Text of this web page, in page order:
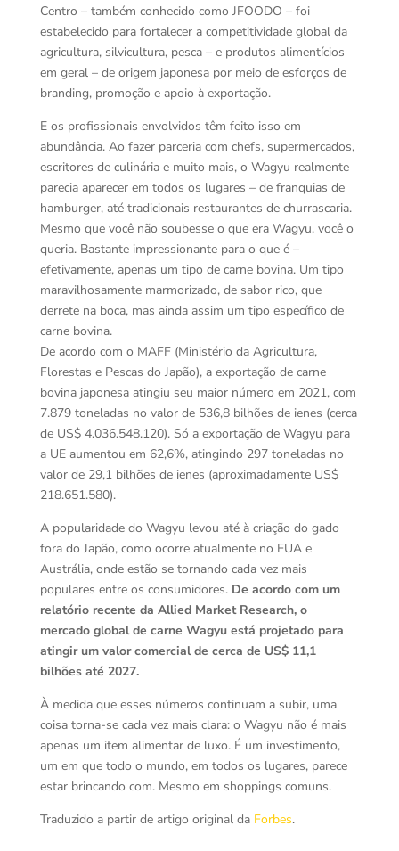
Centro – também conhecido como JFOODO – foi
estabelecido para fortalecer a competitividade global da
agricultura, silvicultura, pesca – e produtos alimentícios
em geral – de origem japonesa por meio de esforços de
branding, promoção e apoio à exportação.
E os profissionais envolvidos têm feito isso em
abundância. Ao fazer parceria com chefs, supermercados,
escritores de culinária e muito mais, o Wagyu realmente
parecia aparecer em todos os lugares – de franquias de
hamburger, até tradicionais restaurantes de churrascaria.
Mesmo que você não soubesse o que era Wagyu, você o
queria. Bastante impressionante para o que é –
efetivamente, apenas um tipo de carne bovina. Um tipo
maravilhosamente marmorizado, de sabor rico, que
derrete na boca, mas ainda assim um tipo específico de
carne bovina.
De acordo com o MAFF (Ministério da Agricultura,
Florestas e Pescas do Japão), a exportação de carne
bovina japonesa atingiu seu maior número em 2021, com
7.879 toneladas no valor de 536,8 bilhões de ienes (cerca
de US$ 4.036.548.120). Só a exportação de Wagyu para
a UE aumentou em 62,6%, atingindo 297 toneladas no
valor de 29,1 bilhões de ienes (aproximadamente US$
218.651.580).
A popularidade do Wagyu levou até à criação do gado
fora do Japão, como ocorre atualmente no EUA e
Austrália, onde estão se tornando cada vez mais
populares entre os consumidores.De acordo com um
relatório recente da Allied Market Research, o
mercado global de carne Wagyu está projetado para
atingir um valor comercial de cerca de US$ 11,1
bilhões até 2027.
À medida que esses números continuam a subir, uma
coisa torna-se cada vez mais clara: o Wagyu não é mais
apenas um item alimentar de luxo. É um investimento,
um em que todo o mundo, em todos os lugares, parece
estar brincando com. Mesmo em shoppings comuns.
Traduzido a partir de artigo original da Forbes.